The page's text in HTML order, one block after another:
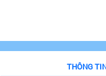
THÔNG